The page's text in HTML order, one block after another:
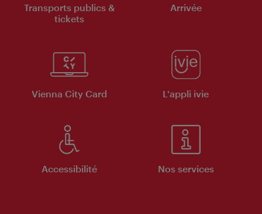
Transports publics &
tickets
Arrivée
Vienna City Card L'appli ivie
Accessibilité Nos services